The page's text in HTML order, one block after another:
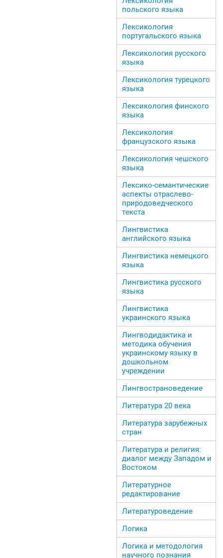
польского языка
Лексикология
португальского языка
Лексикология русского
языка
Лексикология турецкого
языка
Лексикология финского
языка
Лексикология
французского языка
Лексикология чешского
языка
Лексико-семантические
аспекты отраслево-
природоведческого
текста
Лингвистика
английского языка
Лингвистика немецкого
языка
Лингвистика русского
языка
Лингвистика
украинского языка
Лингводидактика и
методика обучения
украинскому языку в
дошкольном
учреждении
Лингвострановедение
Литература 20 века
Литература зарубежных
стран
Литература и религия:
диалог между Западом и
Востоком
Литературное
редактирование
Литературоведение
Логика
Логика и методология
научного познания